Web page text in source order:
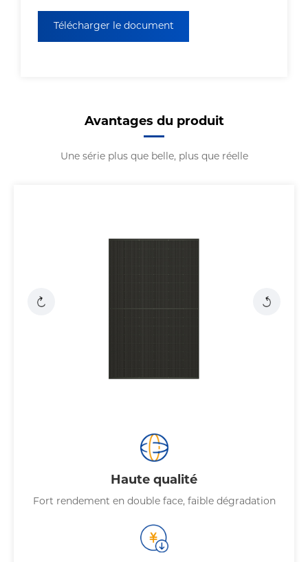
Télécharger le document
Avantages du produit
Une série plus que belle, plus que réelle
Haute qualité
Fort rendement en double face, faible dégradation